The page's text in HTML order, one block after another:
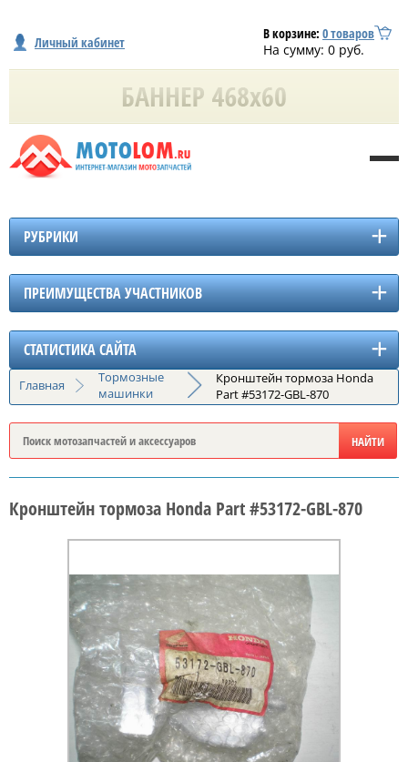
Личный кабинет В корзине: 0товаров
На сумму: 0 руб.
РУБРИКИ
ПРЕИМУЩЕСТВА УЧАСТНИКОВ
СТАТИСТИКА САЙТА
Главная
Тормозные
машинки
Кронштейн тормоза Honda
Part #53172-GBL-870
Кронштейн тормоза Honda Part #53172-GBL-870